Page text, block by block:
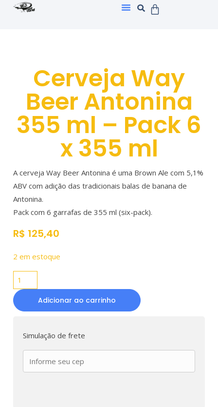
Cerveja Way
Beer Antonina
355 ml – Pack 6
x 355 ml
A cerveja Way Beer Antonina é uma Brown Ale com 5,1%
ABV com adição das tradicionais balas de banana de
Antonina.
Pack com 6 garrafas de 355 ml (six-pack).
R$ 125,40
2 em estoque
Adicionar ao carrinho
Simulação de frete